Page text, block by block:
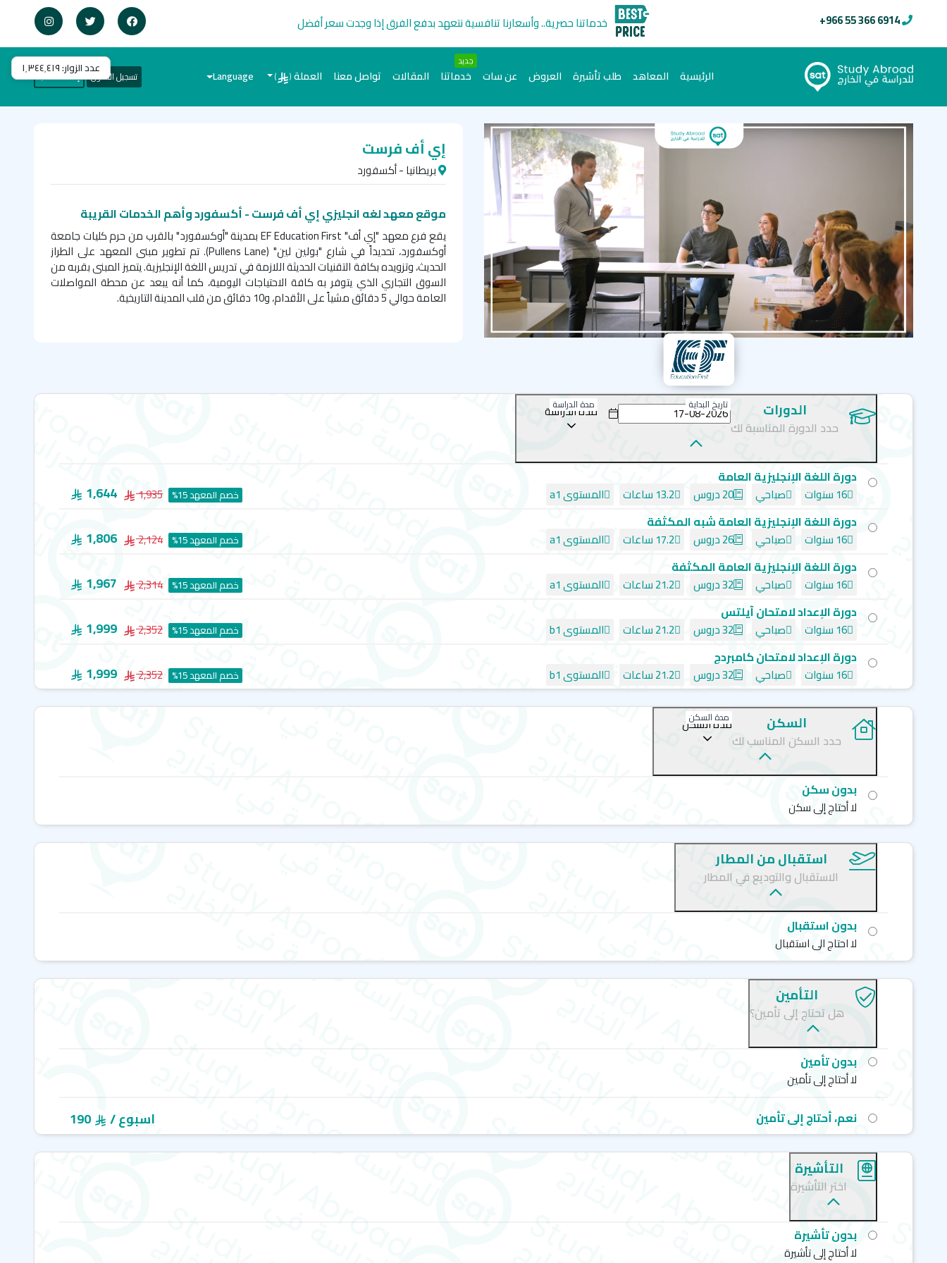
+966 55 366 6914 خدماتنا حصرية.. وأسعارنا تنافسية نتعهد بدفع الفرق إذا وجدت سعر أفضل
الرئيسية(current) المعاهد طلب تأشيرة العروض عن سات
جديد
خدماتنا المقالات تواصل معنا العملة(
)
Language تسجيل الدخول إنشاء حساب
عدد الزوار:١٬٣٤٤٬٤١٩
إي أف فرست
بريطانيا - أكسفورد
موقع معهد لغه انجليزي إي أف فرست - أكسفورد وأهم الخدمات القريبة
يقع فرع معهد "إي أف"EF Education Firstبمدينة "أوكسفورد" بالقرب من حرم كليات جامعة
أوكسفورد، تحديداً في شارع "بولين لين" (Pullens Lane). تم تطوير مبنى المعهد على الطراز
الحديث، وتزويده بكافة التقنيات الحديثة اللازمة في تدريس اللغة الإنجليزية. يتميز المبنى بقربه من
السوق التجاري الذي يتوفر به كافة الاحتياجات اليومية، كما أنه يبعد عن محطة المواصلات
العامة حوالي 5 دقائق مشياً على الأقدام، و10 دقائق من قلب المدينة التاريخية.
الدورات
حدد الدورة المناسبة لك
تاريخ البداية مدة الدراسة
مدة الدراسة
دورة اللغة الإنجليزية العامة
16 سنوات صباحي 20 دروس 13.2 ساعات المستوى a1 خصم المعهد 15% 1,935
1,644
دورة اللغة الإنجليزية العامة شبه المكثفة
16 سنوات صباحي 26 دروس 17.2 ساعات المستوى a1 خصم المعهد 15% 2,124
1,806
دورة اللغة الإنجليزية العامة المكثفة
16 سنوات صباحي 32 دروس 21.2 ساعات المستوى a1 خصم المعهد 15% 2,314
1,967
دورة الإعداد لامتحان آيلتس
16 سنوات صباحي 32 دروس 21.2 ساعات المستوى b1 خصم المعهد 15% 2,352
1,999
دورة الإعداد لامتحان كامبردج
16 سنوات صباحي 32 دروس 21.2 ساعات المستوى b1 خصم المعهد 15% 2,352
1,999
السكن
حدد السكن المناسب لك
مدة السكن
مدة السكن
بدون سكن
لا أحتاج إلى سكن
استقبال من المطار
الاستقبال والتوديع في المطار
بدون استقبال
لا احتاج الى استقبال
التأمين
هل تحتاج إلى تأمين؟
بدون تأمين
لا أحتاج إلى تأمين
نعم، أحتاج إلى تأمين 190 / اسبوع
التأشيرة
اختر التأشيرة
بدون تأشيرة
لا أحتاج إلى تأشيرة